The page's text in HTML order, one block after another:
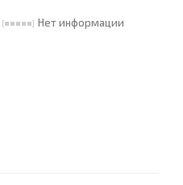
Нет информации